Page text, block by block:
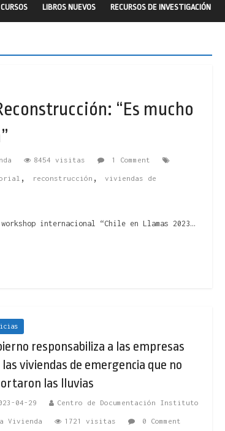
LIBROS NUEVOS RECURSOS DE INVESTIGACIÓN
“Es mucho
8454 visitas 1 Comment
, reconstrucción , viviendas de
internacional “Chile en Llamas 2023…
responsabiliza a las empresas
viviendas de emergencia que no
las lluvias
04-29 Centro de Documentación Instituto
Vivienda 1721 visitas 0 Comment